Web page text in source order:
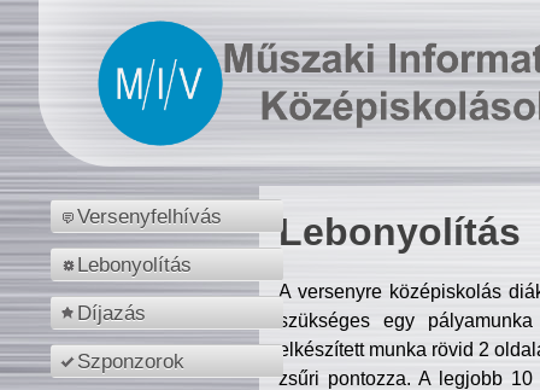
Versenyfelhívás
Lebonyolítás
Díjazás
Szponzorok
Lebonyolítás
A versenyre középiskolás
szükséges egy
elkészített munka rövid 2
zsűri pontozza. A legjobb